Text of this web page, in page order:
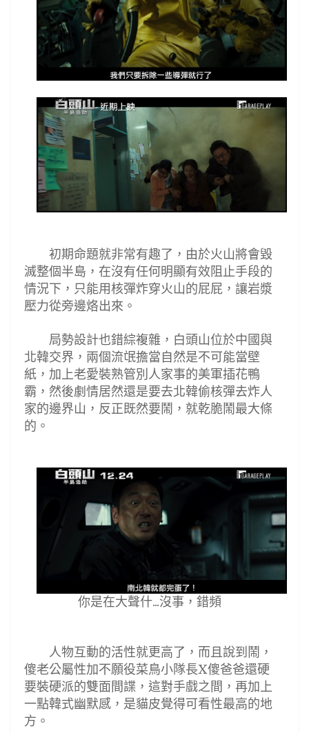
初期命題就非常有趣了，由於火山將會毀
滅整個半島，在沒有任何明顯有效阻止手段的
情況下，只能用核彈炸穿火山的屁屁 ，讓岩漿
壓力從旁邊烙出來。
局勢設計也錯綜複雜，白頭山位於中國與
北韓交界，兩個流氓擔當自然是不可能當壁
紙，加上老愛裝熟管別人家事的美軍插花鴨
霸，然後劇情居然還是要去北韓偷核彈去炸人
家的邊界山，反正既然要鬧，就乾脆鬧最大條
的。
你是在大聲什...沒事，錯頻
人物互動的活性就更高了，而且說到鬧，
傻老公屬性加不願役菜鳥小隊長X傻爸爸還硬
要裝硬派的雙面間諜，這對手戲之間，再加上
一點韓式幽默感，是貓皮覺得可看性最高的地
方。